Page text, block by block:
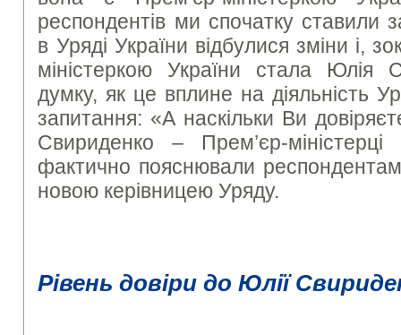
респондентів ми спочатку ставили
в Уряді України відбулися зміни і,
міністеркою України стала
думку, як це вплине на діяльність
запитання: «А наскільки Ви
Свириденко – Прем’єр-
фактично пояснювали
новою керівницею Уряду.
Рівень довіри до Юлії